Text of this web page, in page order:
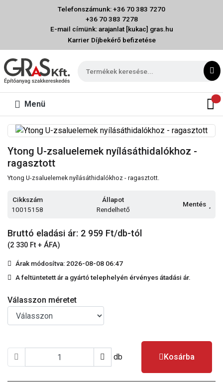
Telefonszámunk: +36 70 383 7270
+36 70 383 7278
E-mail címünk: arajanlat [kukac] gras.hu
Karrier Díjbekérő befizetése
Menü
Ytong U-zsaluelemek nyílásáthidalókhoz -
ragasztott
Ytong U-zsaluelemek nyílásáthidalókhoz - ragasztott.
Cikkszám
10015158
Állapot
Rendelhető
Mentés
Bruttó eladási ár: 2 959 Ft/db-tól
(2 330 Ft + ÁFA)
Árak módosítva: 2026-08-08 06:47
A feltüntetett ár a gyártó telephelyén érvényes átadási ár.
Válasszon méretet
db Kosárba